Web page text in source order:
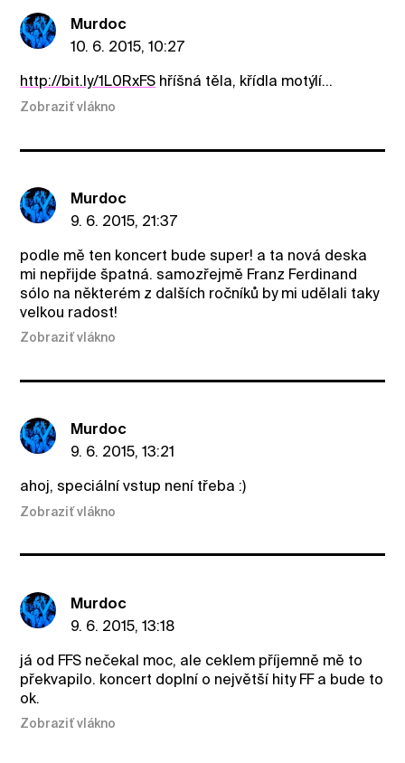
Murdoc
10. 6. 2015, 10:27
http://bit.ly/1L0RxFS hříšná těla, křídla motýlí...
Zobraziť vlákno
Murdoc
9. 6. 2015, 21:37
podle mě ten koncert bude super! a ta nová deska
mi nepřijde špatná. samozřejmě Franz Ferdinand
sólo na některém z dalších ročníků by mi udělali taky
velkou radost!
Zobraziť vlákno
Murdoc
9. 6. 2015, 13:21
ahoj, speciální vstup není třeba :)
Zobraziť vlákno
Murdoc
9. 6. 2015, 13:18
já od FFS nečekal moc, ale ceklem příjemně mě to
překvapilo. koncert doplní o největší hity FF a bude to
ok.
Zobraziť vlákno